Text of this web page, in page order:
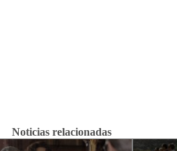
Noticias relacionadas